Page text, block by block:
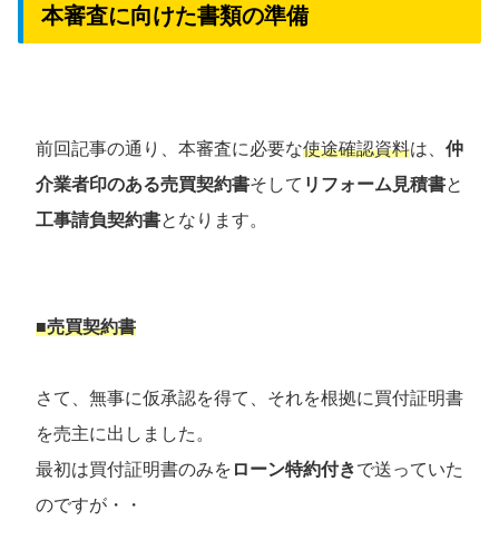
本審査に向けた書類の準備
前回記事の通り、本審査に必要な使途確認資料は、 仲
介業者印のある売買契約書そして リフォーム見積書と
工事請負契約書となります。
■売買契約書
さて、無事に仮承認を得て、それを根拠に買付証明書
を売主に出しました。
最初は買付証明書のみを ローン特約付きで送っていた
のですが・・